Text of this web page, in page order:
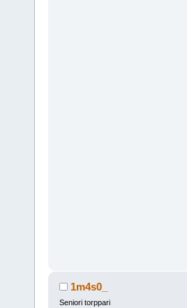
1m4s0_
Seniori torppari